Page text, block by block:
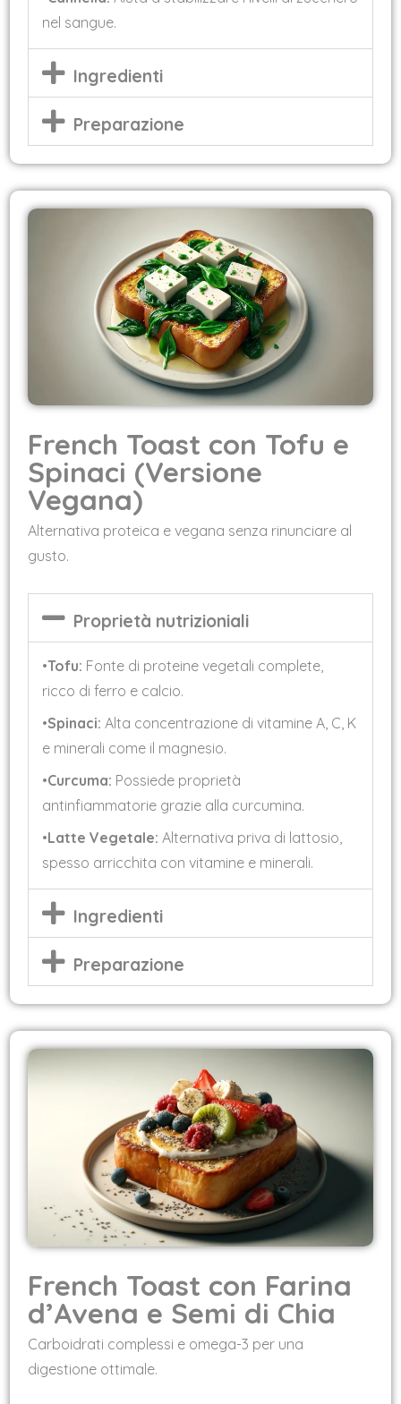
nel sangue.
Ingredienti
Preparazione
French Toast con Tofu e
Spinaci (Versione
Vegana)
Alternativa proteica e vegana senza rinunciare al
gusto.
Proprietà nutrizioniali
•Tofu: Fonte di proteine vegetali complete,
ricco di ferro e calcio.
•Spinaci: Alta concentrazione di vitamine A, C, K
e minerali come il magnesio.
•Curcuma: Possiede proprietà
antinfiammatorie grazie alla curcumina.
•Latte Vegetale: Alternativa priva di lattosio,
spesso arricchita con vitamine e minerali.
Ingredienti
Preparazione
French Toast con Farina
d’Avena e Semi di Chia
Carboidrati complessi e omega-3 per una
digestione ottimale.